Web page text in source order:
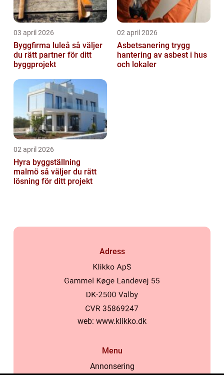
03 april 2026
Byggfirma luleå så väljer
du rätt partner för ditt
byggprojekt
02 april 2026
Asbetsanering trygg
hantering av asbest i hus
och lokaler
02 april 2026
Hyra byggställning
malmö så väljer du rätt
lösning för ditt projekt
Adress
web: www.klikko.dk
Menu
Annonsering